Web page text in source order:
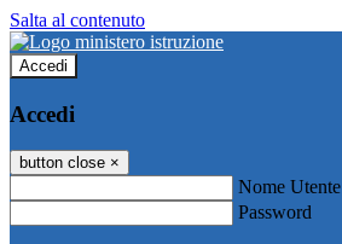
Salta al contenuto
Accedi
Accedi
button close ×
Nome Utente
Password